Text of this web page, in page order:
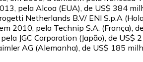
pela Alcoa (EUA), de US$ 384
Netherlands B.V/ ENI S.p.A
2010, pela Technip S.A. (França),
JGC Corporation (Japão), de US$
AG (Alemanha), de US$ 185